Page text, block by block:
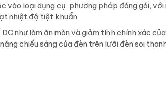
loại dụng cụ, phương pháp đóng gói,
nhiệt độ tiệt khuẩn
như làm ăn mòn và giảm tính chính xác
chiếu sáng của đèn trên lưỡi đèn soi